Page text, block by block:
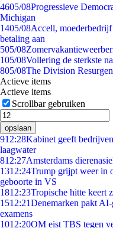
4605/08Progressieve
Michigan
1405/08Accell,
betaling aan
505/08
105/08Vollering de sterkste
805/08The Division
Actieve items
Actieve items
Scrollbar gebruiken
opslaan
912:28Kabinet geeft
laagwater
812:27Amsterdams
1312:24Trump grijpt weer in
geboorte in VS
1812:23Tropische hitte keert
1512:21Denemarken pakt
examens
1012:20OM eist TBS tegen